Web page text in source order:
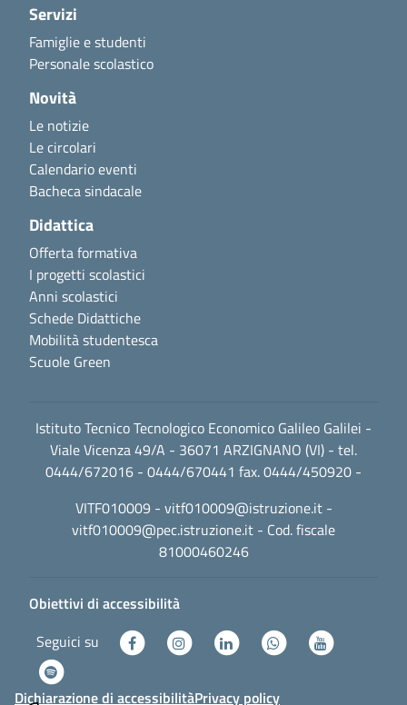
Servizi
Famiglie e studenti
Personale scolastico
Novità
Le notizie
Le circolari
Calendario eventi
Bacheca sindacale
Didattica
Offerta formativa
I progetti scolastici
Anni scolastici
Schede Didattiche
Mobilità studentesca
Scuole Green
Istituto Tecnico Tecnologico Economico Galileo Galilei -
Viale Vicenza 49/A - 36071 ARZIGNANO (VI) - tel.
0444/672016 - 0444/670441 fax. 0444/450920 -
VITF010009 - vitf010009@istruzione.it-
vitf010009@pec.istruzione.it - Cod. fiscale
81000460246
Obiettivi di accessibilità
Seguici su
Dichiarazione di accessibilitàPrivacy policy